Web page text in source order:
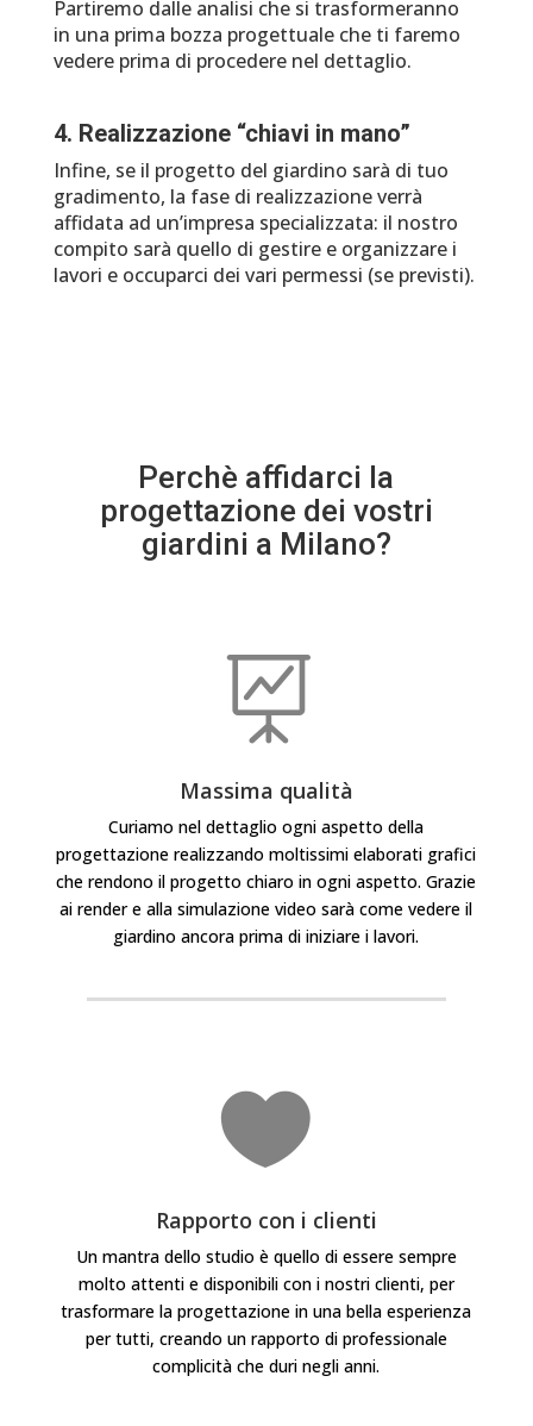
Partiremo dalle analisi che si trasformeranno
in una prima bozza progettuale che ti faremo
vedere prima di procedere nel dettaglio.
4. Realizzazione “chiavi in mano”
Infine, se il progetto del giardino sarà di tuo
gradimento, la fase di realizzazione verrà
affidata ad un’impresa specializzata: il nostro
compito sarà quello di gestire e organizzare i
lavori e occuparci dei vari permessi (se previsti).
Perchè affidarci la
progettazione dei vostri
giardini a Milano?

Massima qualità
Curiamo nel dettaglio ogni aspetto della
progettazione realizzando moltissimi elaborati grafici
che rendono il progetto chiaro in ogni aspetto. Grazie
ai render e alla simulazione video sarà come vedere il
giardino ancora prima di iniziare i lavori.

Rapporto con i clienti
Un mantra dello studio è quello di essere sempre
molto attenti e disponibili con i nostri clienti, per
trasformare la progettazione in una bella esperienza
per tutti, creando un rapporto di professionale
complicità che duri negli anni.